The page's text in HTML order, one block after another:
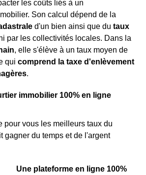
les coûts liés à un
Son calcul dépend de la
d'un bien ainsi que du taux
par les collectivités locales. Dans la
, elle s'élève à un taux moyen de
qui comprend la taxe d'enlèvement
.
immobilier 100% en ligne
pour vous les meilleurs taux du
gagner du temps et de l'argent
Une plateforme en ligne 100%